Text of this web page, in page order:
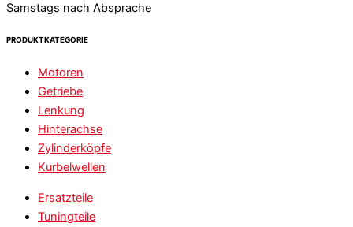
Samstags nach Absprache
PRODUKTKATEGORIE
Motoren
Getriebe
Lenkung
Hinterachse
Zylinderköpfe
Kurbelwellen
Ersatzteile
Tuningteile